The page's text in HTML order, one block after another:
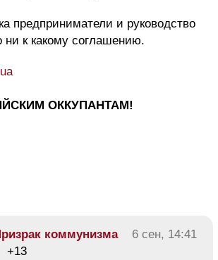
предприниматели и руководство
к какому соглашению.
ОККУПАНТАМ!
коммунизма
6 сен, 14:41
+13